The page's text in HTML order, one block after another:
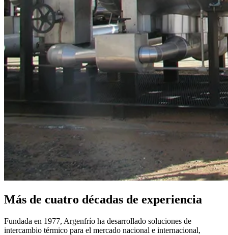
Más de cuatro décadas de experiencia
Fundada en 1977, Argenfrío ha desarrollado soluciones de
intercambio térmico para el mercado nacional e internacional,